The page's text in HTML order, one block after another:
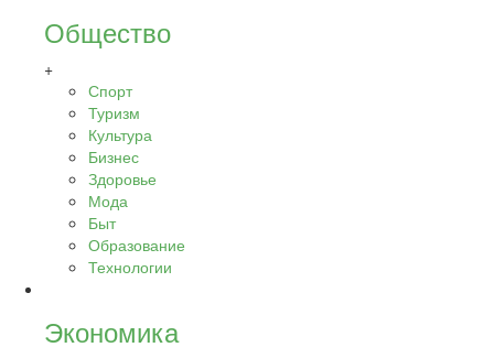
Общество
+
Спорт
Туризм
Культура
Бизнес
Здоровье
Мода
Быт
Образование
Технологии
Экономика